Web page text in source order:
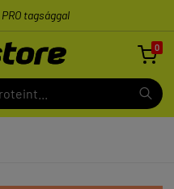
tagsággal
0
